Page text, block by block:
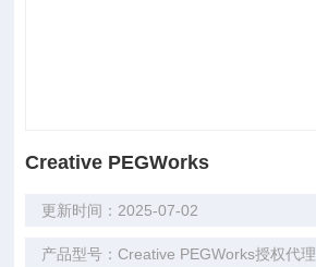
Creative PEGWorks
更新时间：2025-07-02
产品型号：Creative PEGWorks授权代理